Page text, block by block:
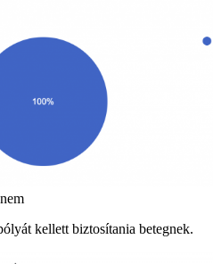
kellett biztosítania betegnek.